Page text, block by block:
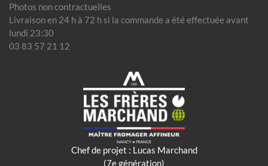
Photos non contractuelles
Livraison en 24 h à 72 h si la commande a été effectuée avant
lundi 23:30
03 83 57 21 12
Chef de projet : Lucas Marchand
(7e génération)